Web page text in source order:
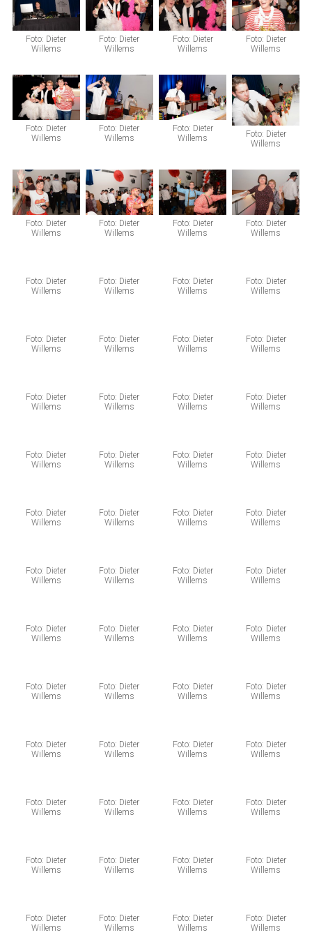
Foto: Dieter
Willems
Foto: Dieter
Willems
Foto: Dieter
Willems
Foto: Dieter
Willems
Foto: Dieter
Willems
Foto: Dieter
Willems
Foto: Dieter
Willems
Foto: Dieter
Willems
Foto: Dieter
Willems
Foto: Dieter
Willems
Foto: Dieter
Willems
Foto: Dieter
Willems
Foto: Dieter
Willems
Foto: Dieter
Willems
Foto: Dieter
Willems
Foto: Dieter
Willems
Foto: Dieter
Willems
Foto: Dieter
Willems
Foto: Dieter
Willems
Foto: Dieter
Willems
Foto: Dieter
Willems
Foto: Dieter
Willems
Foto: Dieter
Willems
Foto: Dieter
Willems
Foto: Dieter
Willems
Foto: Dieter
Willems
Foto: Dieter
Willems
Foto: Dieter
Willems
Foto: Dieter
Willems
Foto: Dieter
Willems
Foto: Dieter
Willems
Foto: Dieter
Willems
Foto: Dieter
Willems
Foto: Dieter
Willems
Foto: Dieter
Willems
Foto: Dieter
Willems
Foto: Dieter
Willems
Foto: Dieter
Willems
Foto: Dieter
Willems
Foto: Dieter
Willems
Foto: Dieter
Willems
Foto: Dieter
Willems
Foto: Dieter
Willems
Foto: Dieter
Willems
Foto: Dieter
Willems
Foto: Dieter
Willems
Foto: Dieter
Willems
Foto: Dieter
Willems
Foto: Dieter
Willems
Foto: Dieter
Willems
Foto: Dieter
Willems
Foto: Dieter
Willems
Foto: Dieter
Willems
Foto: Dieter
Willems
Foto: Dieter
Willems
Foto: Dieter
Willems
Foto: Dieter
Willems
Foto: Dieter
Willems
Foto: Dieter
Willems
Foto: Dieter
Willems